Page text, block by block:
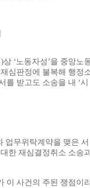
‘노동자성’을 중앙노
심판정에 불복해 행정
받고도 소송을 내 ‘시
업무위탁계약을 맺은 서
한 재심결정취소 소송
이 사건의 주된 쟁점이